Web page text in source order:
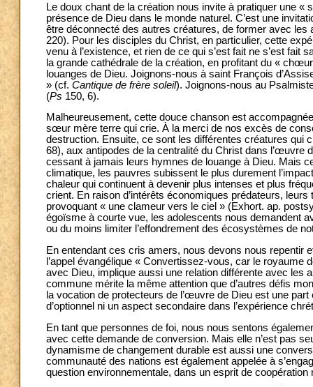
Le doux chant de la création nous invite à pratiquer une «
présence de Dieu dans le monde naturel. C’est une
être déconnecté des autres créatures, de former avec les
220). Pour les disciples du Christ, en particulier, cette
venu à l’existence, et rien de ce qui s’est fait ne s’est fait
la grande cathédrale de la création, en profitant du «
louanges de Dieu. Joignons-nous à saint François
» (cf. Cantique de frère soleil). Joignons-nous au
(Ps 150, 6).
Malheureusement, cette douce chanson est
sœur mère terre qui crie. À la merci de nos excès de
destruction. Ensuite, ce sont les différentes créatures qui
68), aux antipodes de la centralité du Christ dans l’œuvre
cessant à jamais leurs hymnes de louange à Dieu. Mais
climatique, les pauvres subissent le plus durement
chaleur qui continuent à devenir plus intenses et plus
crient. En raison d’intérêts économiques prédateurs,
provoquant « une clameur vers le ciel » (Exhort. ap.
égoïsme à courte vue, les adolescents nous demandent
ou du moins limiter l’effondrement des écosystèmes de
En entendant ces cris amers, nous devons nous repentir
l’appel évangélique « Convertissez-vous, car le royaume
avec Dieu, implique aussi une relation différente avec les
commune mérite la même attention que d’autres défis
la vocation de protecteurs de l’œuvre de Dieu est une
d’optionnel ni un aspect secondaire dans l’expérience
En tant que personnes de foi, nous nous sentons
avec cette demande de conversion. Mais elle n’est pas
dynamisme de changement durable est aussi une
communauté des nations est également appelée à
question environnementale, dans un esprit de coopération